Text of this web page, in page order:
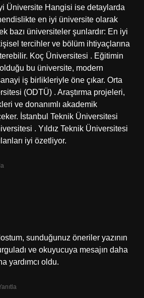
Üniversite Hangisi ise detaylarda
en iyi üniversite olarak
bazı üniversiteler şunlardır: En iyi
tercihler ve bölüm ihtiyaçlarına
Koç Üniversitesi . Eğitimin
bu üniversite, modern
iş birlikleriyle öne çıkar. Orta
(ODTÜ) . Araştırma projeleri,
ve donanımlı akademik
İstanbul Teknik Üniversitesi
. Yıldız Teknik Üniversitesi
iyi özetliyor.
sunduğunuz öneriler yazının
ve okuyucuya mesajın daha
yardımcı oldu.